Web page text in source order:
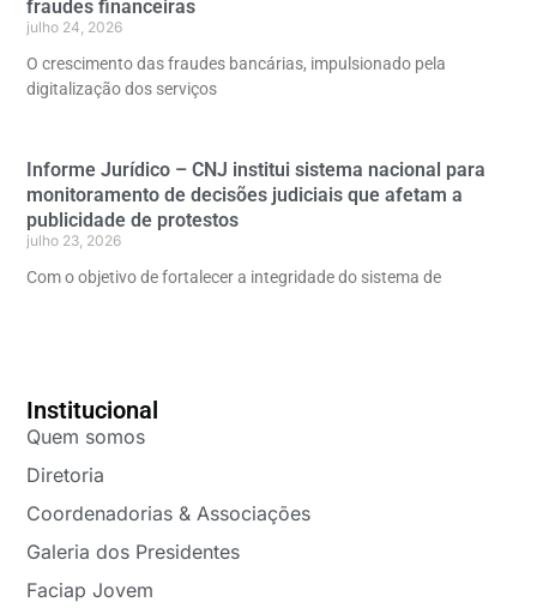
fraudes financeiras
julho 24, 2026
O crescimento das fraudes bancárias, impulsionado pela
digitalização dos serviços
Informe Jurídico – CNJ institui sistema nacional para
monitoramento de decisões judiciais que afetam a
publicidade de protestos
julho 23, 2026
Com o objetivo de fortalecer a integridade do sistema de
Institucional
Quem somos
Diretoria
Coordenadorias & Associações
Galeria dos Presidentes
Faciap Jovem